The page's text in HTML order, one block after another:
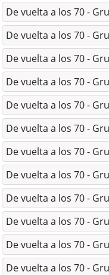
De vuelta a los 70 -
De vuelta a los 70 -
De vuelta a los 70 -
De vuelta a los 70 -
De vuelta a los 70 -
De vuelta a los 70 -
De vuelta a los 70 -
De vuelta a los 70 -
De vuelta a los 70 -
De vuelta a los 70 -
De vuelta a los 70 -
De vuelta a los 70 -